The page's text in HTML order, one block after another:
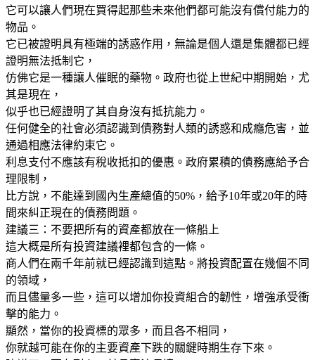
它可以讓人們現在買得起那些未來他們都可能沒有償付能力的
物品。
它已被證明具有極端的誘惑作用，無論是個人還是集體都已經
證明無法抵制它，
仿佛它是一種讓人催眠的藥物。政府也從上世紀中期開始，尤
其是現在，
似乎也已經證明了其自身沒有抵抗能力。
任何健全的社會必須認識到債務對人類的誘惑和成癮危害，並
通過相應法律約束它。
利息支付不應該有稅收抵扣的優惠。政府累積的債務應給予合
理限制，
比方說，不能達到國內生產總值的50%，給予10年或20年的時
間來糾正現在的債務問題。
建議三：不要把所有的資產都放在一條船上
這大概是所有投資建議裡都包含的一條。
商人們在兩千年前就已經認識到這點。將投資配置在幾個不同
的領域，
而且儘量多一些，這可以增加你投資組合的韌性，增強承受衝
擊的能力。
顯然，當你的投資標的眾多，而且各不相同，
你就越可能在你的主要資產下跌的關鍵時期生存下來。